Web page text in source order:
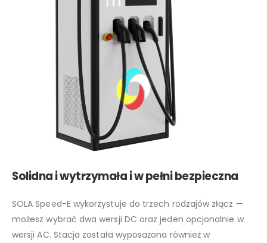
Solidna i wytrzymała i w pełni bezpieczna
SOLA Speed-E wykorzystuje do trzech rodzajów złącz —
możesz wybrać dwa wersji DC oraz jeden opcjonalnie w
wersji AC. Stacja została wyposażona również w